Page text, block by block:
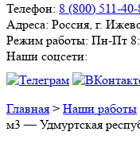
Телефон: 8 (800) 511-40-
Адреса: Россия, г.
Режим работы: Пн-Пт
Наши соцсети:
Главная > Наши работы
м3 — Удмуртская